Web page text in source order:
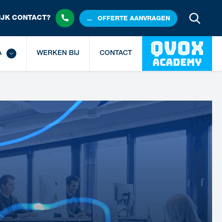
CONTACT? OFFERTE AANVRAGEN
WERKEN BIJ CONTACT